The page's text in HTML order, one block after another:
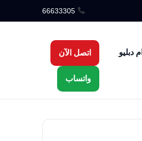
66633305
دبليو
اتصل الآن
واتساب